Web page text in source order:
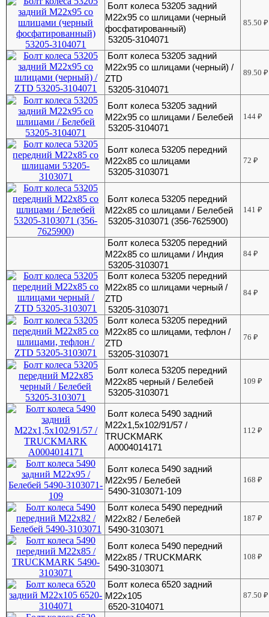
Болт колеса 53205 задний
М22х95 со шлицами (черный
фосфатированный)
53205-3104071
85.50₽
Болт колеса 53205 задний
М22х95 со шлицами (черный) /
ZTD
53205-3104071
89.50₽
Болт колеса 53205 задний
М22х95 со шлицами / Белебей
53205-3104071
144₽
Болт колеса 53205 передний
М22х85 со шлицами
53205-3103071
72₽
Болт колеса 53205 передний
М22х85 со шлицами / Белебей
53205-3103071 (356-7625900)
141₽
Болт колеса 53205 передний
М22х85 со шлицами / Индия
53205-3103071
84₽
Болт колеса 53205 передний
М22х85 со шлицами черный /
ZTD
53205-3103071
84₽
Болт колеса 53205 передний
М22х85 со шлицами, тефлон /
ZTD
53205-3103071
76₽
Болт колеса 53205 передний
М22х85 черный / Белебей
53205-3103071
109₽
Болт колеса 5490 задний
М22х1,5х102/91/57 /
TRUCKMARK
A0004014171
112₽
Болт колеса 5490 задний
М22х95 / Белебей
5490-3103071-109
168₽
Болт колеса 5490 передний
М22х82 / Белебей
5490-3103071
187₽
Болт колеса 5490 передний
М22х85 / TRUCKMARK
5490-3103071
108₽
Болт колеса 6520 задний
М22х105
6520-3104071
87.50₽